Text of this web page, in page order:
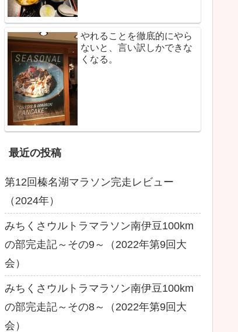
やれることを徹底的にやら
ないと、言い訳しかできな
くなる。
最近の投稿
第12回榛名湖マラソン完走レビュー
（2024年）
みちくさウルトラマラソン南伊豆100km
の部完走記～その9～（2022年第9回大
会）
みちくさウルトラマラソン南伊豆100km
の部完走記～その8～（2022年第9回大
会）